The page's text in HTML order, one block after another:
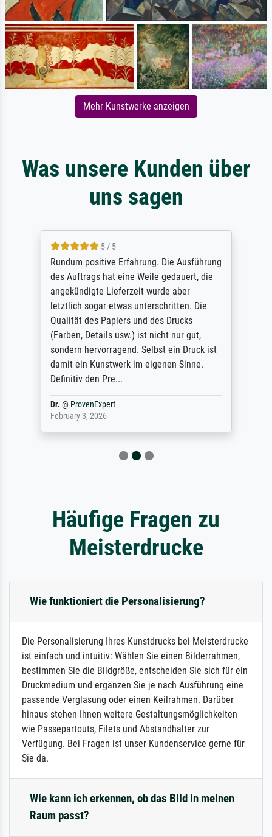
Mehr Kunstwerke anzeigen
Was unsere Kunden über
uns sagen
5 / 5
Rundum positive Erfahrung. Die Ausführung
des Auftrags hat eine Weile gedauert, die
angekündigte Lieferzeit wurde aber
letztlich sogar etwas unterschritten. Die
Qualität des Papiers und des Drucks
(Farben, Details usw.) ist nicht nur gut,
sondern hervorragend. Selbst ein Druck ist
damit ein Kunstwerk im eigenen Sinne.
Definitiv den Pre...
Dr. @ ProvenExpert
February 3, 2026
Häufige Fragen zu
Meisterdrucke
Wie funktioniert die Personalisierung?
Die Personalisierung Ihres Kunstdrucks bei Meisterdrucke
ist einfach und intuitiv: Wählen Sie einen Bilderrahmen,
bestimmen Sie die Bildgröße, entscheiden Sie sich für ein
Druckmedium und ergänzen Sie je nach Ausführung eine
passende Verglasung oder einen Keilrahmen. Darüber
hinaus stehen Ihnen weitere Gestaltungsmöglichkeiten
wie Passepartouts, Filets und Abstandhalter zur
Verfügung. Bei Fragen ist unser Kundenservice gerne für
Sie da.
Wie kann ich erkennen, ob das Bild in meinen
Raum passt?